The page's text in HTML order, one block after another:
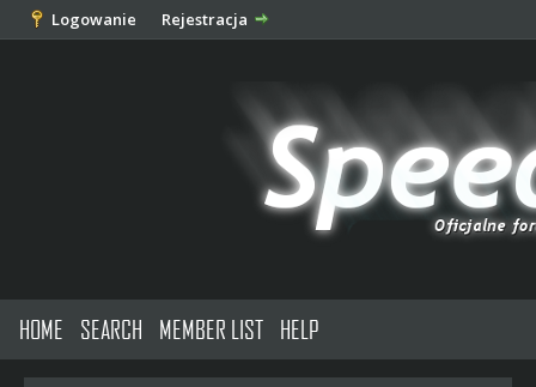
Logowanie Rejestracja
HOME SEARCH MEMBER LIST HELP